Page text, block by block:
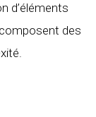
d’éléments
des